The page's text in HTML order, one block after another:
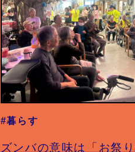
#暮らす
ズンバの意味は「お祭り